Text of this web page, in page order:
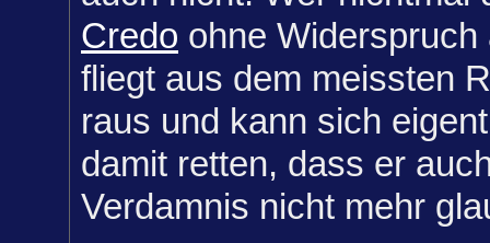
Credo ohne
fliegt aus dem meissten
raus und kann sich
damit retten, dass er
Verdamnis nicht mehr